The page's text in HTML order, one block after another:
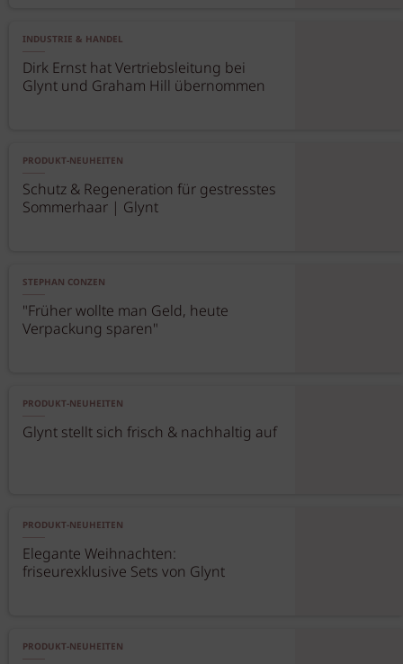
INDUSTRIE & HANDEL
Dirk Ernst hat Vertriebsleitung bei
Glynt und Graham Hill übernommen
PRODUKT-NEUHEITEN
Schutz & Regeneration für gestresstes
Sommerhaar | Glynt
STEPHAN CONZEN
"Früher wollte man Geld, heute
Verpackung sparen"
PRODUKT-NEUHEITEN
Glynt stellt sich frisch & nachhaltig auf
PRODUKT-NEUHEITEN
Elegante Weihnachten:
friseurexklusive Sets von Glynt
PRODUKT-NEUHEITEN